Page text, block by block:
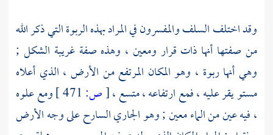
وقد اختلف السلف والمفسرون في المراد بهذه الربوة التي ذكر الله
من صفتها أنها ذات قرار ومعين ، وهذه صفة غريبة الشكل ;
وهي أنها ربوة ، وهو المكان المرتفع من الأرض ، الذي أعلاه
مستو يقر عليه ، فمع ارتفاعه ، متسع ،[ص:
ومع علوه
، فيه عين من الماء معين ; وهو الجاري السارح على وجه الأرض